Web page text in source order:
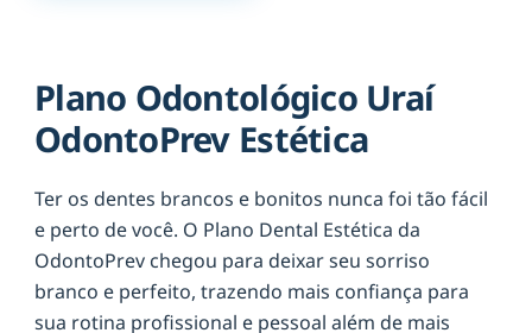
Plano Odontológico Uraí
OdontoPrev Estética
Ter os dentes brancos e bonitos nunca foi tão fácil
e perto de você. O Plano Dental Estética da
OdontoPrev chegou para deixar seu sorriso
branco e perfeito, trazendo mais confiança para
sua rotina profissional e pessoal além de mais